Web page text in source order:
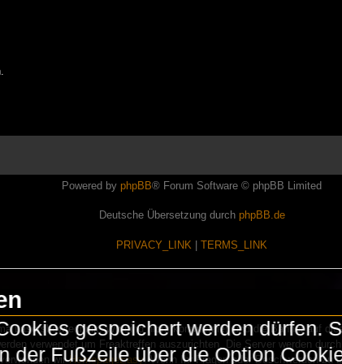
Powered by phpBB® Forum Software © phpBB Limited
Deutsche Übersetzung durch phpBB.de
PRIVACY_LINK TERMS_LINK
Lasershowtechnik. Wir sind nicht kommerziell und die Banner auf
verwendet um Freaktreffen auszurichten. Die Server werden
wirHomepageEasy. Wenn Ihr Fragen oder Beschwerden zu
gespeichert werden dürfen.
der Fußzeile über die Option